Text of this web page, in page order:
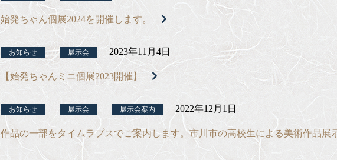
始発ちゃん個展2024を開催します。
お知らせ 展示会 2023年11月4日
【始発ちゃんミニ個展2023開催】
お知らせ 展示会 展示会案内 2022年12月1日
作品の一部をタイムラプスでご案内します。市川市の高校生による美術作品